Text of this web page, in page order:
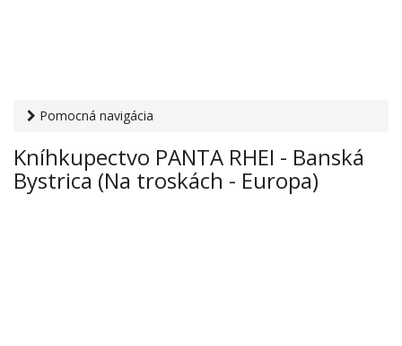
Pomocná navigácia
Kníhkupectvo PANTA RHEI - Banská Bystrica (Na troskách -
Europa)
Kníhkupectvo PANTA RHEI - Banská
Bystrica (Na troskách - Europa)